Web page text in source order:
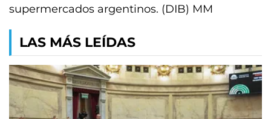
supermercados argentinos. (DIB) MM
LAS MÁS LEÍDAS